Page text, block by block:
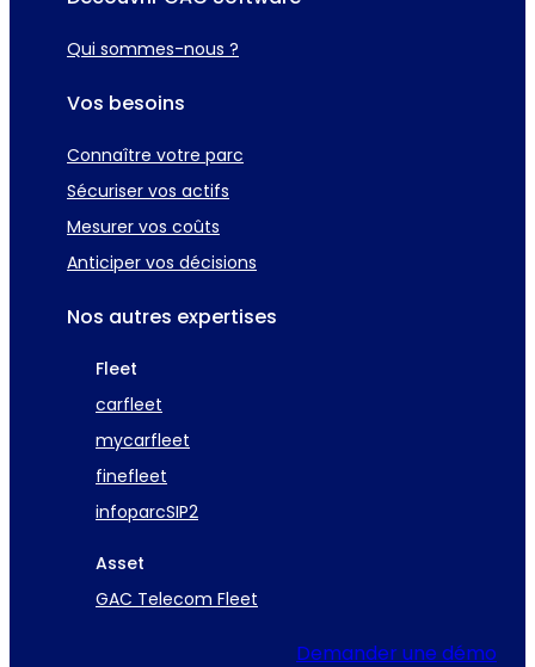
Qui sommes-nous ?
Vos besoins
Connaître votre parc
Sécuriser vos actifs
Mesurer vos coûts
Anticiper vos décisions
Nos autres expertises
Fleet
carfleet
mycarfleet
finefleet
infoparcSIP2
Asset
GAC Telecom Fleet
Demander une démo